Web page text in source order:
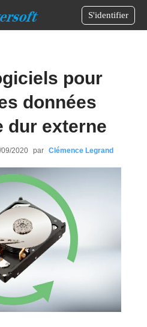
S'identifier
pour
données
dur externe
2020 par Clémence Legrand